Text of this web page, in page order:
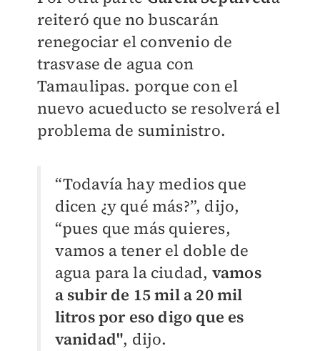
reiteró que no buscarán
renegociar el convenio de
trasvase de agua con
Tamaulipas. porque con el
nuevo acueducto se resolverá el
problema de suministro.
“Todavía hay medios que
dicen ¿y qué más?”, dijo,
“pues que más quieres,
vamos a tener el doble de
agua para la ciudad, vamos
a subir de 15 mil a 20 mil
litros por eso digo que es
vanidad", dijo.